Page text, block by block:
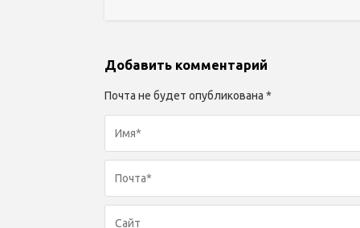
Добавить комментарий
Почта не будет опубликована *